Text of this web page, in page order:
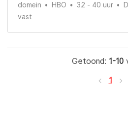
domein
HBO 32 - 40 uur
vast
Getoond: 1-10
1